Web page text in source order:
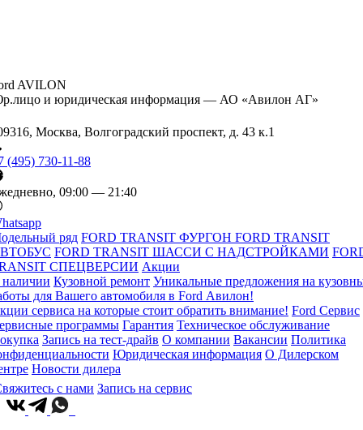
AVILON
и юридическая информация — АО «Авилон АГ»
Москва, Волгоградский проспект, д. 43 к.1
(495) 730-11-88
09:00 — 21:40
ряд FORD TRANSIT ФУРГОН FORD TRANSIT
FORD TRANSIT ШАССИ С НАДСТРОЙКАМИ
СПЕЦВЕРСИИ Акции
Кузовной ремонт Уникальные предложения на
для Вашего автомобиля в Ford Авилон!
сервиса на которые стоит обратить внимание! Ford Сервис
программы Гарантия Техническое обслуживание
Запись на тест-драйв О компании Вакансии Политика
Юридическая информация О Дилерском
Новости дилера
с нами Запись на сервис